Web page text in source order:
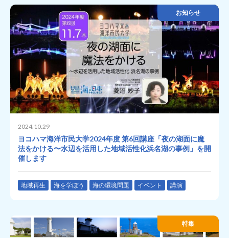
お知らせ
2024.10.29
ヨコハマ海洋市民大学2024年度 第6回講座「夜の湖面に魔
法をかける〜水辺を活用した地域活性化浜名湖の事例」を開
催します
地域再生 海を学ぼう 海の環境問題 イベント 講演
特集